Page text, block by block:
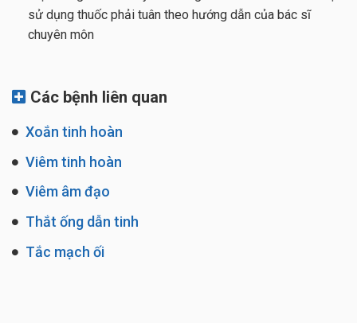
sử dụng thuốc phải tuân theo hướng dẫn của bác sĩ
chuyên môn
Các bệnh liên quan
Xoắn tinh hoàn
Viêm tinh hoàn
Viêm âm đạo
Thắt ống dẫn tinh
Tắc mạch ối